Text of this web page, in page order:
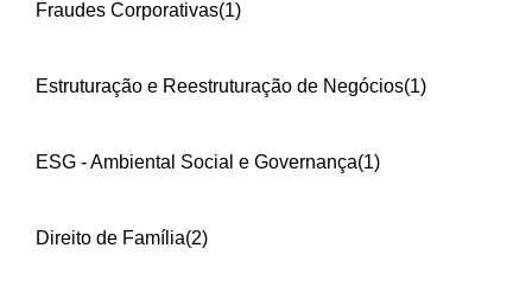
Fraudes Corporativas(1)
Estruturação e Reestruturação de Negócios(1)
ESG - Ambiental Social e Governança(1)
Direito de Família(2)